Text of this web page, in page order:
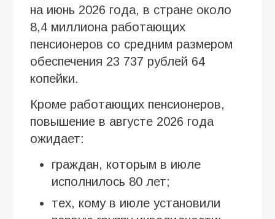
на июнь 2026 года, в стране около
8,4 миллиона работающих
пенсионеров со средним размером
обеспечения 23 737 рублей 64
копейки.
Кроме работающих пенсионеров,
повышение в августе 2026 года
ожидает:
граждан, которым в июле
исполнилось 80 лет;
тех, кому в июле установили